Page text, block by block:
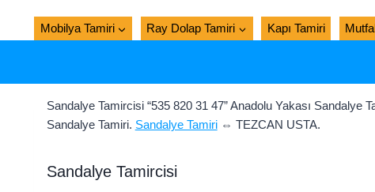
Mobilya Tamiri Ray Dolap Tamiri Kapı Tamiri
Sandalye Tamircisi “535 820 31 47” Anadolu Yakası Sandalye
Sandalye Tamiri. Sandalye Tamiri⇔ TEZCAN USTA.
Sandalye Tamircisi